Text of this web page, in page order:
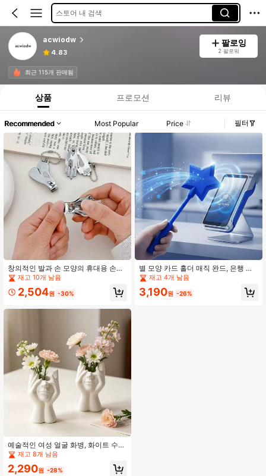
스토어 내 검색
acwiodw
4.83
팔로잉
2 팔로워
최근 115개 판매됨
상품 프로모션 리뷰
Recommended Most Popular Price 필터
창의적인 발과 손 모양의 휴대용 손톱
깎이 세트. 큰 것은 발톱 다듬기용 발
모양으로 디자인되었고, 작은 것은 손
톱 다듬기용 손 모양으로 디자인되었
미있는 스타일은 실용적이고 흥미로
인: 두 손톱깎이 모두 비드 체인이 있
어 가방에 걸어 언제든지 쉽게 휴대하
고 사용할 수 있습니다.
재고 10개 남음
2,504원 -30%
예술적인 여성 얼굴 화병, 화이트 수납
병 장식, 현대 미술 장식 수납 병 센터
피스, 미니멀리스트 스타일 책상 선반,
거실, 사무실, 침실, 현대 가정 장식, 센
재고 8개 남음
2,290원 -28%
별 모양 카드 홀더 매직 완드, 은행 카
드, 교통 카드 및 기타 카드를 별 머리
의 예약된 슬롯에 삽입하여, 카드를 긁
을 때 "매직 완드로 카드 긁기" 효과를
재고 4개 남음
3,190원 -26%